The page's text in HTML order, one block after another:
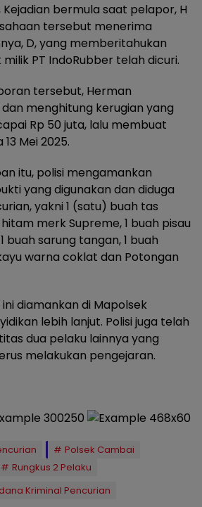
bermula saat pelapor, H
tersebut menerima
D, yang memberitahukan
PT IndoRubber telah dicuri.
tersebut, Herman
menghitung kerugian yang
Rp 50 juta, lalu membuat
Mei 2025.
itu, polisi mengamankan
yang digunakan dan diduga
yakni 1 (satu) buah tas
merk Supreme, 1 buah pisau
buah sarung tangan, 1 buah
warna coklat dan Potongan
diamankan di Mapolsek
lebih lanjut. Polisi juga telah
dua pelaku lainnya yang
melakukan pengejaran.
Polsek Cambai
Rungkus 2 Pelaku
Kriminal Pencurian